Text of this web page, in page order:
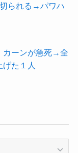
られる→パワハ
カーンが急死→全
た１人